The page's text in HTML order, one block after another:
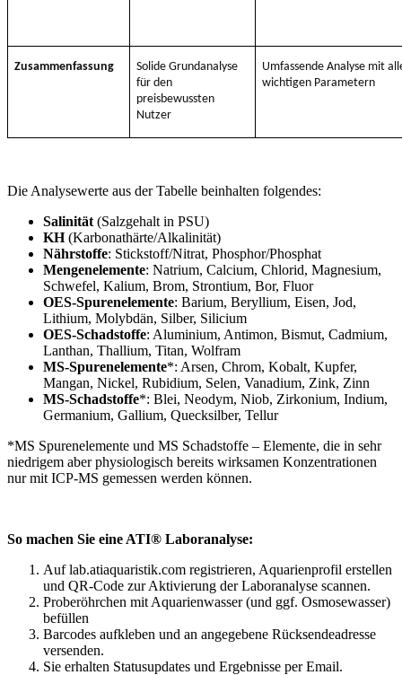
Zusammenfassung
Solide Grundanalyse
für den
preisbewussten
Nutzer
Umfassende Analyse mit
wichtigen Parametern
Die Analysewerte aus der Tabelle beinhalten folgendes:
Salinität (Salzgehalt in PSU)
KH(Karbonathärte/Alkalinität)
Nährstoffe: Stickstoff/Nitrat, Phosphor/Phosphat
Mengenelemente: Natrium, Calcium, Chlorid, Magnesium,
Schwefel, Kalium, Brom, Strontium, Bor, Fluor
OES-Spurenelemente: Barium, Beryllium, Eisen, Jod,
Lithium, Molybdän, Silber, Silicium
OES-Schadstoffe: Aluminium, Antimon, Bismut, Cadmium,
Lanthan, Thallium, Titan, Wolfram
MS-Spurenelemente*: Arsen, Chrom, Kobalt, Kupfer,
Mangan, Nickel, Rubidium, Selen, Vanadium, Zink, Zinn
MS-Schadstoffe*: Blei, Neodym, Niob, Zirkonium, Indium,
Germanium, Gallium, Quecksilber, Tellur
*MS Spurenelemente und MS Schadstoffe – Elemente, die in sehr
niedrigem aber physiologisch bereits wirksamen Konzentrationen
nur mit ICP-MS gemessen werden können.
So machen Sie eine ATI® Laboranalyse:
Auf lab.atiaquaristik.com registrieren, Aquarienprofil erstellen
und QR-Code zur Aktivierung der Laboranalyse scannen.
Proberöhrchen mit Aquarienwasser (und ggf. Osmosewasser)
befüllen
Barcodes aufkleben und an angegebene Rücksendeadresse
versenden.
Sie erhalten Statusupdates und Ergebnisse per Email.